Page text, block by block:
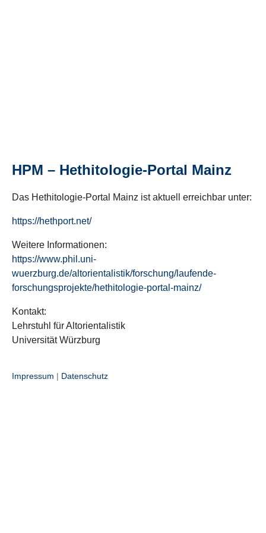
HPM – Hethitologie-Portal Mainz
Das Hethitologie-Portal Mainz ist aktuell erreichbar unter:
https://hethport.net/
Weitere Informationen:
https://www.phil.uni-
wuerzburg.de/altorientalistik/forschung/laufende-
forschungsprojekte/hethitologie-portal-mainz/
Kontakt:
Lehrstuhl für Altorientalistik
Universität Würzburg
Impressum | Datenschutz